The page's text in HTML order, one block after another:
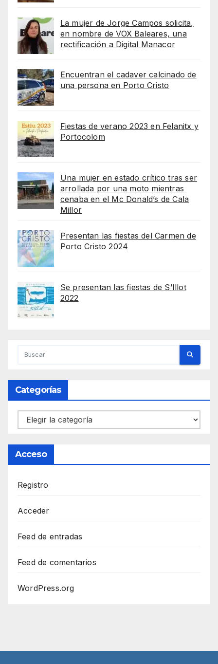
La mujer de Jorge Campos solicita,
en nombre de VOX Baleares, una
rectificación a Digital Manacor
Encuentran el cadaver calcinado de
una persona en Porto Cristo
Fiestas de verano 2023 en Felanitx y
Portocolom
Una mujer en estado crítico tras ser
arrollada por una moto mientras
cenaba en el Mc Donald’s de Cala
Millor
Presentan las fiestas del Carmen de
Porto Cristo 2024
Se presentan las fiestas de S’Illot
2022
Categorías
Categorías
Acceso
Registro
Acceder
Feed de entradas
Feed de comentarios
WordPress.org